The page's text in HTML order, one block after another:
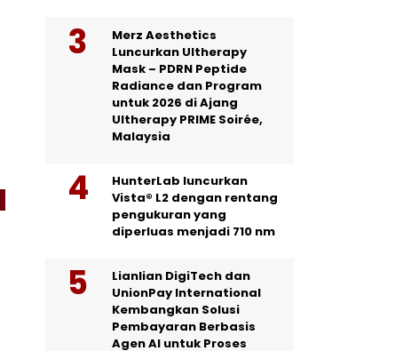
Merz Aesthetics
Luncurkan Ultherapy
Mask – PDRN Peptide
Radiance dan Program
untuk 2026 di Ajang
Ultherapy PRIME Soirée,
Malaysia
HunterLab luncurkan
Vista® L2 dengan rentang
pengukuran yang
diperluas menjadi 710 nm
Lianlian DigiTech dan
UnionPay International
Kembangkan Solusi
Pembayaran Berbasis
Agen AI untuk Proses